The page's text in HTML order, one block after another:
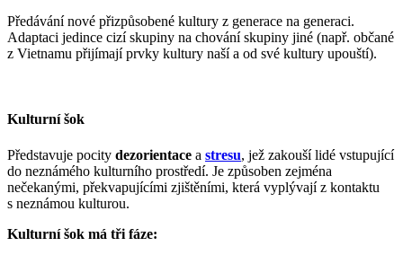
Předávání nové přizpůsobené kultury z generace na generaci.
Adaptaci jedince cizí skupiny na chování skupiny jiné (např. občané
z Vietnamu přijímají prvky kultury naší a od své kultury upouští).
Kulturní šok
Představuje pocity dezorientace a stresu, jež zakouší lidé vstupující
do neznámého kulturního prostředí. Je způsoben zejména
nečekanými, překvapujícími zjištěními, která vyplývají z kontaktu
s neznámou kulturou.
Kulturní šok má tři fáze: